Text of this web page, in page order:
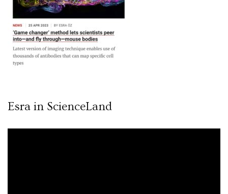
Esra in ScienceLand